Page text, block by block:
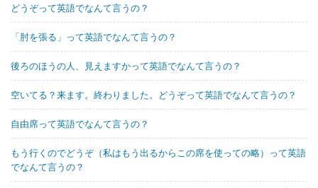
どうぞって英語でなんて言うの？
「肘を張る」って英語でなんて言うの？
後ろのほうの人、見えますかって英語でなんて言うの？
空いてる？来ます。終わりました。どうぞって英語でなんて言うの？
自由席って英語でなんて言うの？
もう行くのでどうぞ（私はもう出るからこの席を使っての略）って英語
でなんて言うの？